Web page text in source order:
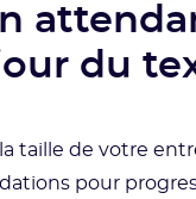
du
taille de votre
pour